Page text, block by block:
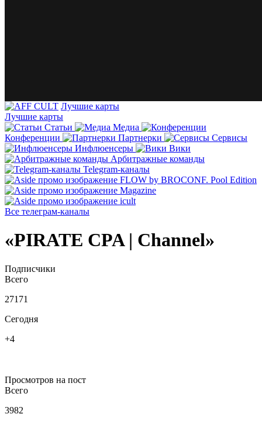
Лучшие карты
Лучшие карты
Статьи
Медиа
Конференции
Партнерки
Сервисы
Инфлюенсеры
Вики
Арбитражные команды
Telegram-каналы
Все телеграм-каналы
«PIRATE CPA | Channel»
Подписчики
Всего
27171
Сегодня
+4
Просмотров на пост
Всего
3982